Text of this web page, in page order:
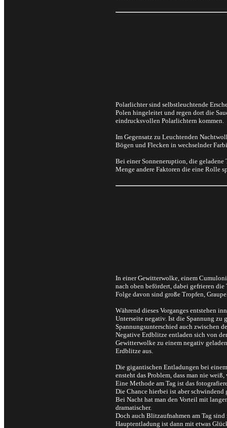
Polarlichter sind selbstleuchtende
Polen hingeleitet und regen dort die
eindrucksvollen Polarlichtern kommen.
Im Gegensatz zu Leuchtenden
Bögen und Flecken in wechselnder
Bei einer Sonneneruption, die
Menge andere Faktoren die eine Rolle
In einer Gewitterwolke, einem
nach oben befördert, dabei gefrieren
Folge davon sind große Tropfen,
Während dieses Vorganges entstehen
Unterseite negativ. Ist die Spannung
Spannungsunterschied auch zwischen
Negative Erdblitze entladen sich von
Gewitterwolke zu einem negativ
Erdblitze aus.
Die gigantischen Entladungen bei
ensteht das Problem, dass man nie
Eine Methode am Tag ist das
Die Chance hierbei ist aber schwindend
Bei Nacht hat man den Vorteil mit
dramatischer.
Doch auch Blitzaufnahmen am Tag
Hauptentladung ist dann mit etwas